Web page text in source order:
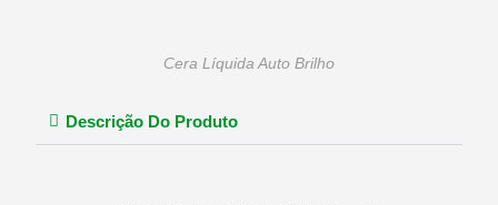
Cera Líquida Auto Brilho
Descrição Do Produto